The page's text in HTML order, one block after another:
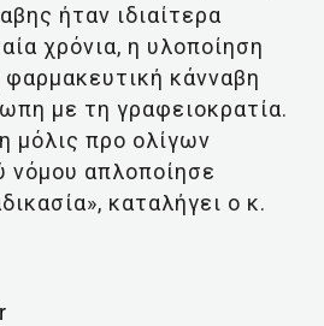
ήταν ιδιαίτερα
χρόνια, η υλοποίηση
κάνναβη
με τη γραφειοκρατία.
μόλις προ ολίγων
νόμου απλοποίησε
καταλήγει ο κ.